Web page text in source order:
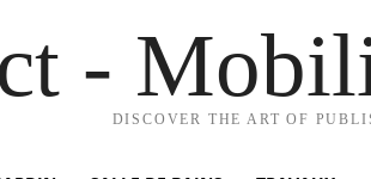
-
DISCOVER THE ART OF